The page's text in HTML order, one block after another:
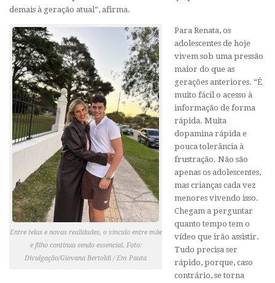
demais à geração atual”, afirma.
Entre telas e novas realidades, o vínculo entre mãe
e filho continua sendo essencial. Foto:
Divulgação/Giovana Bertoldi / Em Pauta
Para Renata, os
adolescentes de hoje
vivem sob uma pressão
maior do que as
gerações anteriores. “É
muito fácil o acesso à
informação de forma
rápida. Muita
dopamina rápida e
pouca tolerância à
frustração. Não são
apenas os adolescentes,
mas crianças cada vez
menores vivendo isso.
Chegam a perguntar
quanto tempo tem o
vídeo que irão assistir.
Tudo precisa ser
rápido, porque, caso
contrário, se torna